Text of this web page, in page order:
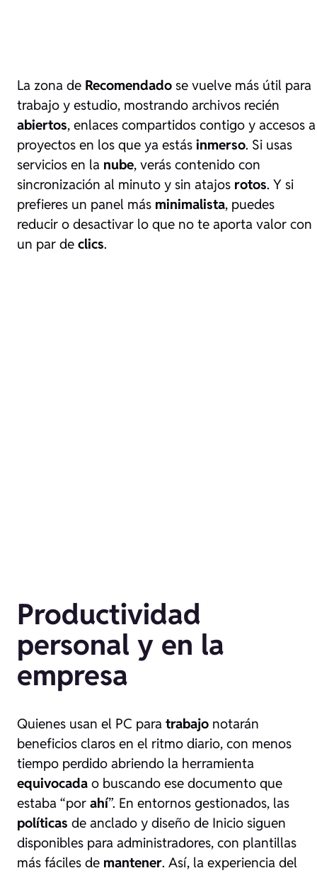
La zona de Recomendado se vuelve más útil para
trabajo y estudio, mostrando archivos recién
abiertos, enlaces compartidos contigo y accesos a
proyectos en los que ya estás inmerso. Si usas
servicios en la nube, verás contenido con
sincronización al minuto y sin atajos rotos. Y si
prefieres un panel más minimalista, puedes
reducir o desactivar lo que no te aporta valor con
un par de clics.
Productividad
personal y en la
empresa
Quienes usan el PC para trabajo notarán
beneficios claros en el ritmo diario, con menos
tiempo perdido abriendo la herramienta
equivocada o buscando ese documento que
estaba “por ahí”. En entornos gestionados, las
políticas de anclado y diseño de Inicio siguen
disponibles para administradores, con plantillas
más fáciles de mantener. Así, la experiencia del